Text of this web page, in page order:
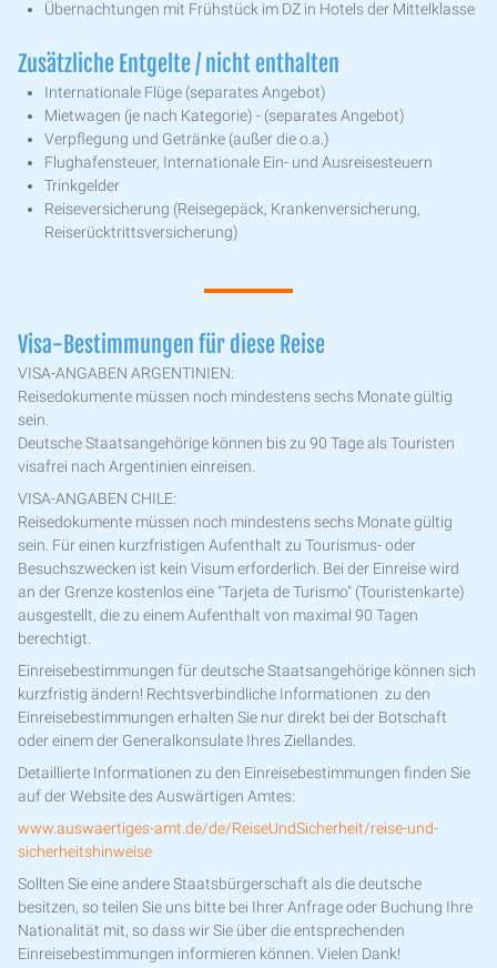
Übernachtungen mit Frühstück im DZ in Hotels der Mittelklasse
Zusätzliche Entgelte / nicht enthalten
Internationale Flüge (separates Angebot)
Mietwagen (je nach Kategorie) - (separates Angebot)
Verpflegung und Getränke (außer die o.a.)
Flughafensteuer, Internationale Ein- und Ausreisesteuern
Trinkgelder
Reiseversicherung (Reisegepäck, Krankenversicherung,
Reiserücktrittsversicherung)
Visa-Bestimmungen für diese Reise
VISA-ANGABEN ARGENTINIEN:
Reisedokumente müssen noch mindestens sechs Monate gültig
sein.
Deutsche Staatsangehörige können bis zu 90 Tage als Touristen
visafrei nach Argentinien einreisen.
VISA-ANGABEN CHILE:
Reisedokumente müssen noch mindestens sechs Monate gültig
sein. Für einen kurzfristigen Aufenthalt zu Tourismus- oder
Besuchszwecken ist kein Visum erforderlich. Bei der Einreise wird
an der Grenze kostenlos eine "Tarjeta de Turismo" (Touristenkarte)
ausgestellt, die zu einem Aufenthalt von maximal 90 Tagen
berechtigt.
Einreisebestimmungen für deutsche Staatsangehörige können sich
kurzfristig ändern! Rechtsverbindliche Informationen zu den
Einreisebestimmungen erhalten Sie nur direkt bei der Botschaft
oder einem der Generalkonsulate Ihres Ziellandes.
Detaillierte Informationen zu den Einreisebestimmungen finden Sie
auf der Website des Auswärtigen Amtes:
www.auswaertiges-amt.de/de/ReiseUndSicherheit/reise-und-
sicherheitshinweise
Sollten Sie eine andere Staatsbürgerschaft als die deutsche
besitzen, so teilen Sie uns bitte bei Ihrer Anfrage oder Buchung Ihre
Nationalität mit, so dass wir Sie über die entsprechenden
Einreisebestimmungen informieren können. Vielen Dank!